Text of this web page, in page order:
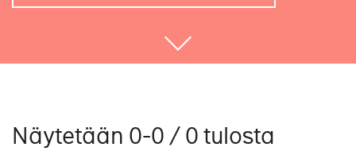
Näytetään 0-0 / 0 tulosta